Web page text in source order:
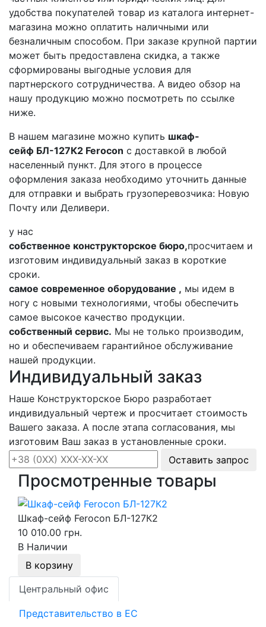
удобства покупателей товар из каталога интернет-
магазина можно оплатить наличными или
безналичным способом. При заказе крупной партии
может быть предоставлена скидка, а также
сформированы выгодные условия для
партнерского сотрудничества. А видео обзор на
нашу продукцию можно посмотреть по ссылке
ниже.
В нашем магазине можно купить шкаф-
сейф БЛ-127К2​ Ferocon с доставкой в любой
населенный пункт. Для этого в процессе
оформления заказа необходимо уточнить данные
для отправки и выбрать грузоперевозчика: Новую
Почту или Деливери.
у нас
собственное конструкторское бюро,просчитаем и
изготовим индивидуальный заказ в короткие
сроки.
самое современное оборудование , мы идем в
ногу с новыми технологиями, чтобы обеспечить
самое высокое качество продукции.
собственный сервис. Мы не только производим,
но и обеспечиваем гарантийное обслуживание
нашей продукции.
Индивидуальный заказ
Наше Конструкторское Бюро разработает
индивидуальный чертеж и просчитает стоимость
Вашего заказа. А после этапа согласования, мы
изготовим Ваш заказ в установленные сроки.
Оставить запрос
Просмотренные товары
Шкаф-сейф Ferocon БЛ-127К2
10 010.00 грн.
В Наличии
В корзину
Центральный офис
Представительство в ЕС